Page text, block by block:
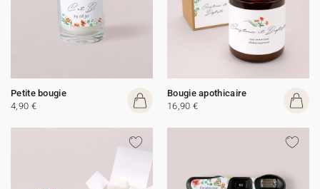
Petite bougie
4,90 €
Bougie apothicaire
16,90 €